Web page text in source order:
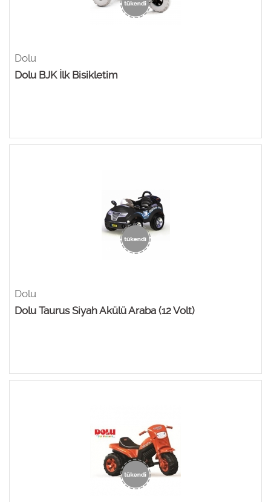
Dolu
Dolu BJK İlk Bisikletim
Dolu
Dolu Taurus Siyah Akülü Araba (12 Volt)